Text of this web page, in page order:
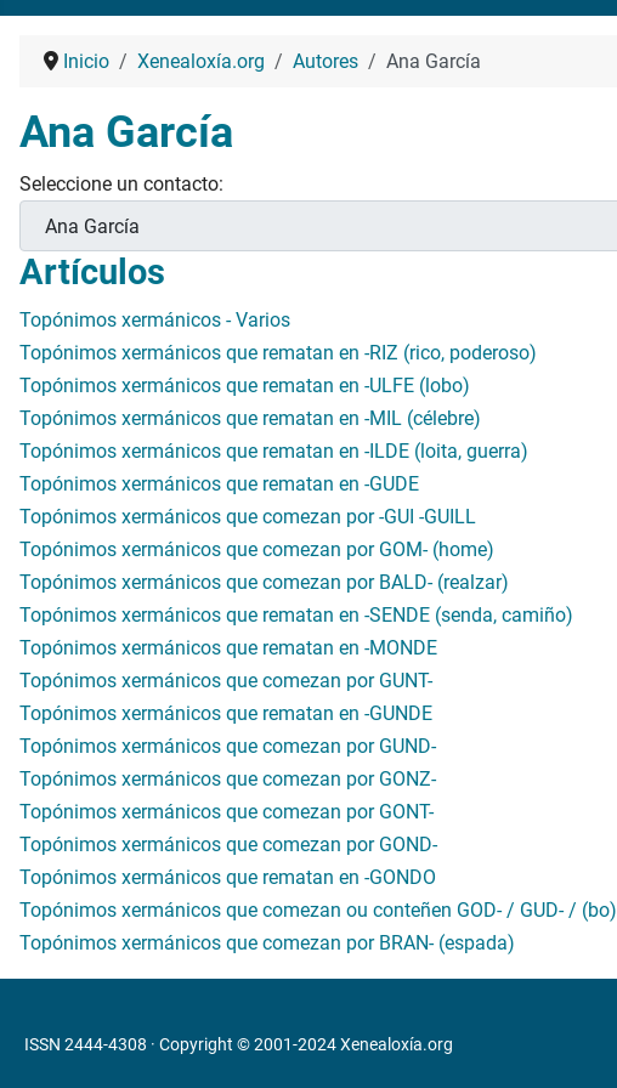
Inicio Xenealoxía.org Autores Ana García
Ana García
Seleccione un contacto:
Artículos
Topónimos xermánicos - Varios
Topónimos xermánicos que rematan en -RIZ (rico, poderoso)
Topónimos xermánicos que rematan en -ULFE (lobo)
Topónimos xermánicos que rematan en -MIL (célebre)
Topónimos xermánicos que rematan en -ILDE (loita, guerra)
Topónimos xermánicos que rematan en -GUDE
Topónimos xermánicos que comezan por -GUI -GUILL
Topónimos xermánicos que comezan por GOM- (home)
Topónimos xermánicos que comezan por BALD- (realzar)
Topónimos xermánicos que rematan en -SENDE (senda, camiño)
Topónimos xermánicos que rematan en -MONDE
Topónimos xermánicos que comezan por GUNT-
Topónimos xermánicos que rematan en -GUNDE
Topónimos xermánicos que comezan por GUND-
Topónimos xermánicos que comezan por GONZ-
Topónimos xermánicos que comezan por GONT-
Topónimos xermánicos que comezan por GOND-
Topónimos xermánicos que rematan en -GONDO
Topónimos xermánicos que comezan ou conteñen GOD- / GUD- / (bo)
Topónimos xermánicos que comezan por BRAN- (espada)
ISSN 2444-4308 · Copyright © 2001-2024Xenealoxía.org